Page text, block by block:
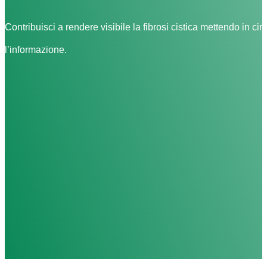
Contribuisci a rendere visibile la fibrosi cistica mettendo in
l’informazione.